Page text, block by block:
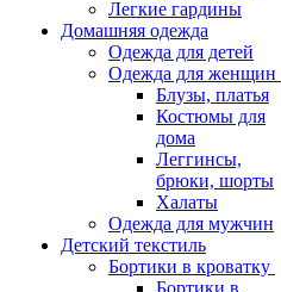
Легкие гардины
Домашняя одежда
Одежда для детей
Одежда для женщин
Блузы, платья
Костюмы для
дома
Леггинсы,
брюки, шорты
Халаты
Одежда для мужчин
Детский текстиль
Бортики в кроватку
Бортики в